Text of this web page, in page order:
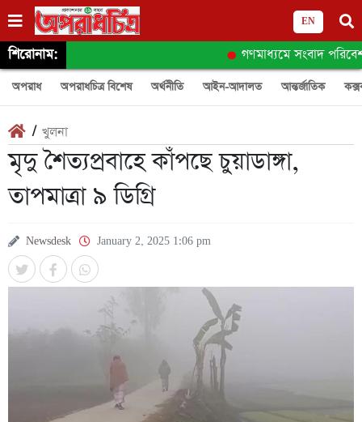
EN
শিরোনাম: গণমাধ্যমে সংবাদ
অপরাধ অপরাধচিত্র বিশেষ অর্থনীতি আইন-আদালত আন্তর্জাতিক
/ খুলনা
মৃদু শৈত্যপ্রবাহে কাঁপছে চুয়াডাঙ্গা,
তাপমাত্রা ৯ ডিগ্রি
Newsdesk January 2, 2025 1:06 pm